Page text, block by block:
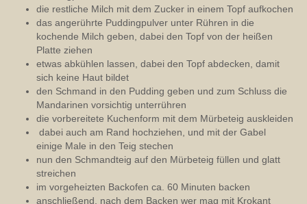
die restliche Milch mit dem Zucker in einem Topf aufkochen
das angerührte Puddingpulver unter Rühren in die
kochende Milch geben, dabei den Topf von der heißen
Platte ziehen
etwas abkühlen lassen, dabei den Topf abdecken, damit
sich keine Haut bildet
den Schmand in den Pudding geben und zum Schluss die
Mandarinen vorsichtig unterrühren
die vorbereitete Kuchenform mit dem Mürbeteig auskleiden
dabei auch am Rand hochziehen, und mit der Gabel
einige Male in den Teig stechen
nun den Schmandteig auf den Mürbeteig füllen und glatt
streichen
im vorgeheizten Backofen ca. 60 Minuten backen
anschließend, nach dem Backen wer mag mit Krokant